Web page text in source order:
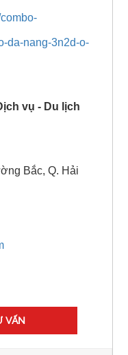
da-nang-3n2d-o-
vụ - Du lịch
Bắc, Q. Hải
VẤN